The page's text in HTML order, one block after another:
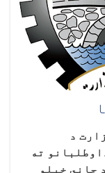
د
ته
جاني خیلو